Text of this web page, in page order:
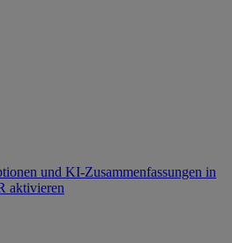
und KI-Zusammenfassungen in
aktivieren